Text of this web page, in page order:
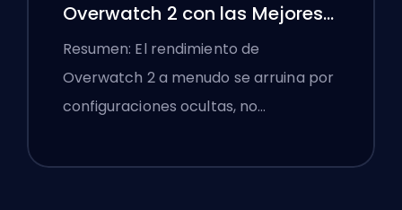
Overwatch 2 con las Mejores
Configuraciones
Resumen: El rendimiento de
Overwatch 2 a menudo se arruina por
configuraciones ocultas, no…